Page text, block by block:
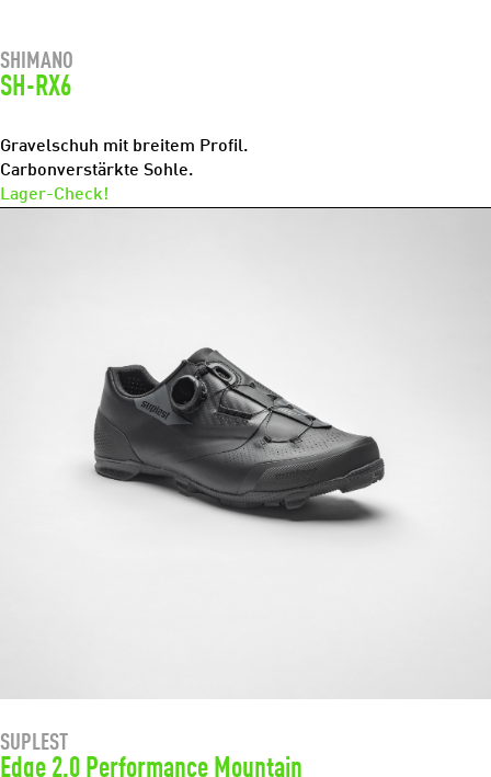
SHIMANO
SH-RX6
Gravelschuh mit breitem Profil.
Carbonverstärkte Sohle.
Lager-Check!
SUPLEST
Edge 2.0 Performance Mountain